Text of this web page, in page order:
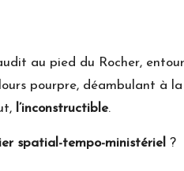
au pied du Rocher,
pourpre, déambulant à la
l’inconstructible.
spatial-tempo-ministériel ?